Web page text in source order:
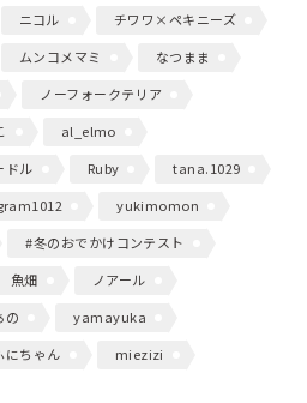
ニコル
チワワ×ペキニーズ
ムンコメマミ
なつまま
ノーフォークテリア
al_elmo
ドル
Ruby
tana.1029
yukimomon
#冬のおでかけコンテスト
魚畑
ノアール
の
yamayuka
にちゃん
miezizi